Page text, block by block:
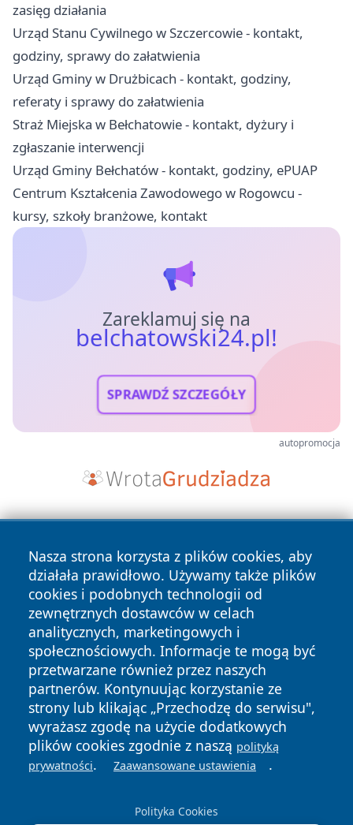
zasięg działania
Urząd Stanu Cywilnego w Szczercowie - kontakt,
godziny, sprawy do załatwienia
Urząd Gminy w Drużbicach - kontakt, godziny,
referaty i sprawy do załatwienia
Straż Miejska w Bełchatowie - kontakt, dyżury i
zgłaszanie interwencji
Urząd Gminy Bełchatów - kontakt, godziny, ePUAP
Centrum Kształcenia Zawodowego w Rogowcu -
kursy, szkoły branżowe, kontakt
Zareklamuj się na
belchatowski24.pl!
SPRAWDŹ SZCZEGÓŁY
autopromocja
Nasza strona korzysta z plików cookies, aby
działała prawidłowo. Używamy także plików
cookies i podobnych technologii od
zewnętrznych dostawców w celach
analitycznych, marketingowych i
społecznościowych. Informacje te mogą być
przetwarzane również przez naszych
partnerów. Kontynuując korzystanie ze
strony lub klikając „Przechodzę do serwisu",
wyrażasz zgodę na użycie dodatkowych
plików cookies zgodnie z naszą polityką
prywatności. Zaawansowane ustawienia .
Polityka Cookies
Copyright © 2026 belchatowski24.pl Wszystkie prawa
zastrzeżone.
News Autorzy
Polityka
Prywatności
Polityka
Cookies